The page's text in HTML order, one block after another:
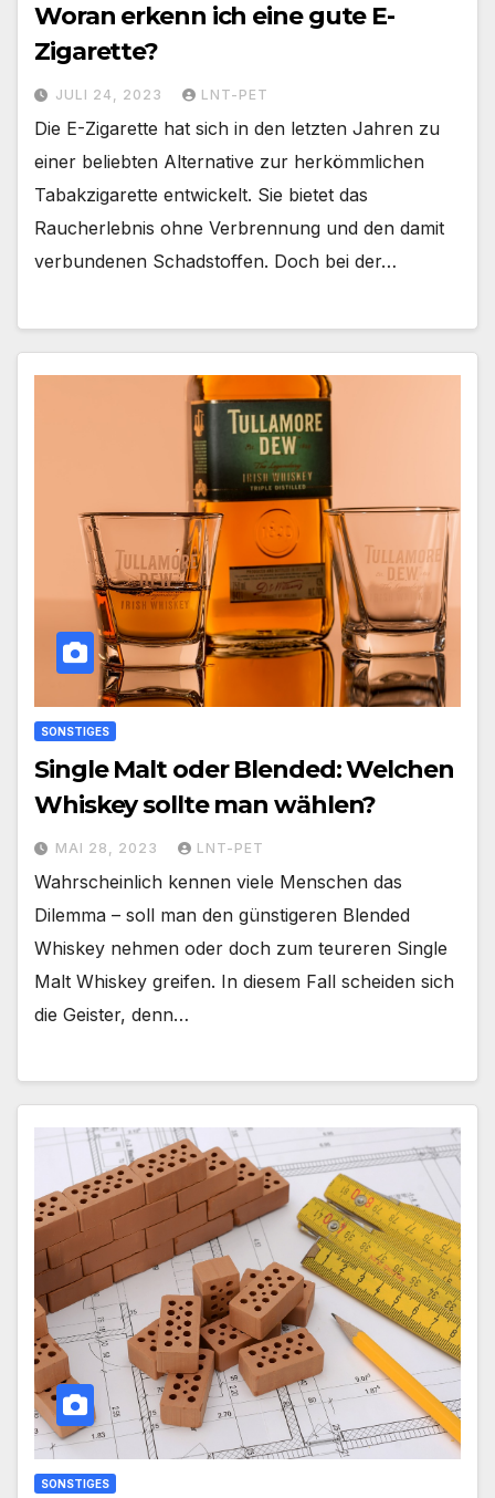
Woran erkenn ich eine gute E-
Zigarette?
JULI 24, 2023 LNT-PET
Die E-Zigarette hat sich in den letzten Jahren zu
einer beliebten Alternative zur herkömmlichen
Tabakzigarette entwickelt. Sie bietet das
Raucherlebnis ohne Verbrennung und den damit
verbundenen Schadstoffen. Doch bei der…
SONSTIGES
Single Malt oder Blended: Welchen
Whiskey sollte man wählen?
MAI 28, 2023 LNT-PET
Wahrscheinlich kennen viele Menschen das
Dilemma – soll man den günstigeren Blended
Whiskey nehmen oder doch zum teureren Single
Malt Whiskey greifen. In diesem Fall scheiden sich
die Geister, denn…
SONSTIGES